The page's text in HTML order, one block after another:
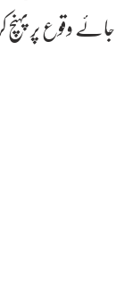
وقوع پر پہنچ